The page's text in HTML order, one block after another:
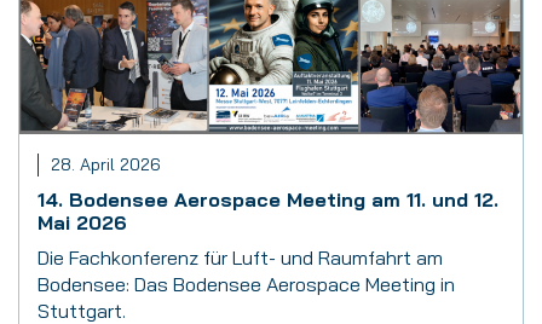
28. April 2026
14. Bodensee Aerospace Meeting am 11. und 12.
Mai 2026
Die Fachkonferenz für Luft- und Raumfahrt am
Bodensee: Das Bodensee Aerospace Meeting in
Stuttgart.